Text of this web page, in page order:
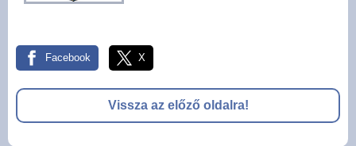
Alsórajk
Facebook X
Vissza az előző oldalra!